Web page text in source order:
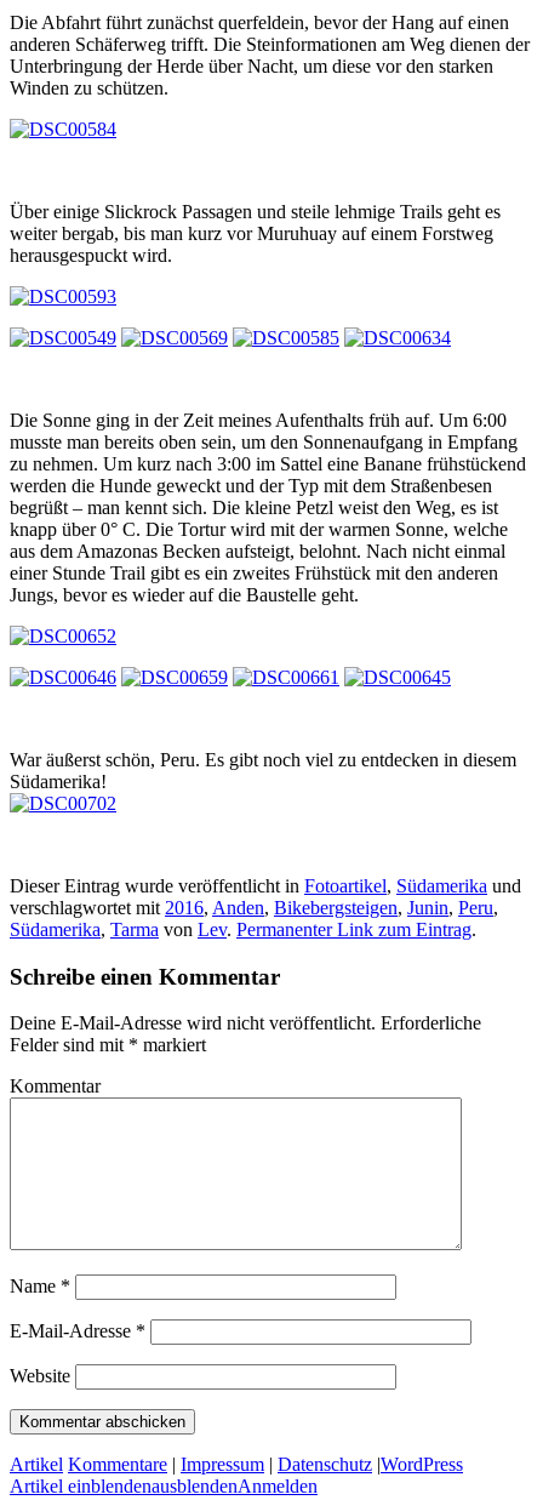
Die Abfahrt führt zunächst querfeldein, bevor der Hang auf einen
anderen Schäferweg trifft. Die Steinformationen am Weg dienen der
Unterbringung der Herde über Nacht, um diese vor den starken
Winden zu schützen.
Über einige Slickrock Passagen und steile lehmige Trails geht es
weiter bergab, bis man kurz vor Muruhuay auf einem Forstweg
herausgespuckt wird.
Die Sonne ging in der Zeit meines Aufenthalts früh auf. Um 6:00
musste man bereits oben sein, um den Sonnenaufgang in Empfang
zu nehmen. Um kurz nach 3:00 im Sattel eine Banane frühstückend
werden die Hunde geweckt und der Typ mit dem Straßenbesen
begrüßt – man kennt sich. Die kleine Petzl weist den Weg, es ist
knapp über 0° C. Die Tortur wird mit der warmen Sonne, welche
aus dem Amazonas Becken aufsteigt, belohnt. Nach nicht einmal
einer Stunde Trail gibt es ein zweites Frühstück mit den anderen
Jungs, bevor es wieder auf die Baustelle geht.
War äußerst schön, Peru. Es gibt noch viel zu entdecken in diesem
Südamerika!
Dieser Eintrag wurde veröffentlicht in Fotoartikel, Südamerika und
verschlagwortet mit 2016, Anden, Bikebergsteigen, Junin, Peru,
Südamerika, Tarma von Lev. Permanenter Link zum Eintrag.
Schreibe einen Kommentar
Deine E-Mail-Adresse wird nicht veröffentlicht. Erforderliche
Felder sind mit * markiert
Kommentar
Name *
E-Mail-Adresse *
Website
Artikel Kommentare | Impressum | Datenschutz |WordPress
Artikel einblendenausblendenAnmelden